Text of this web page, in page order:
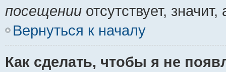
посещении отсутствует,
Вернуться к началу
Как сделать, чтобы я не